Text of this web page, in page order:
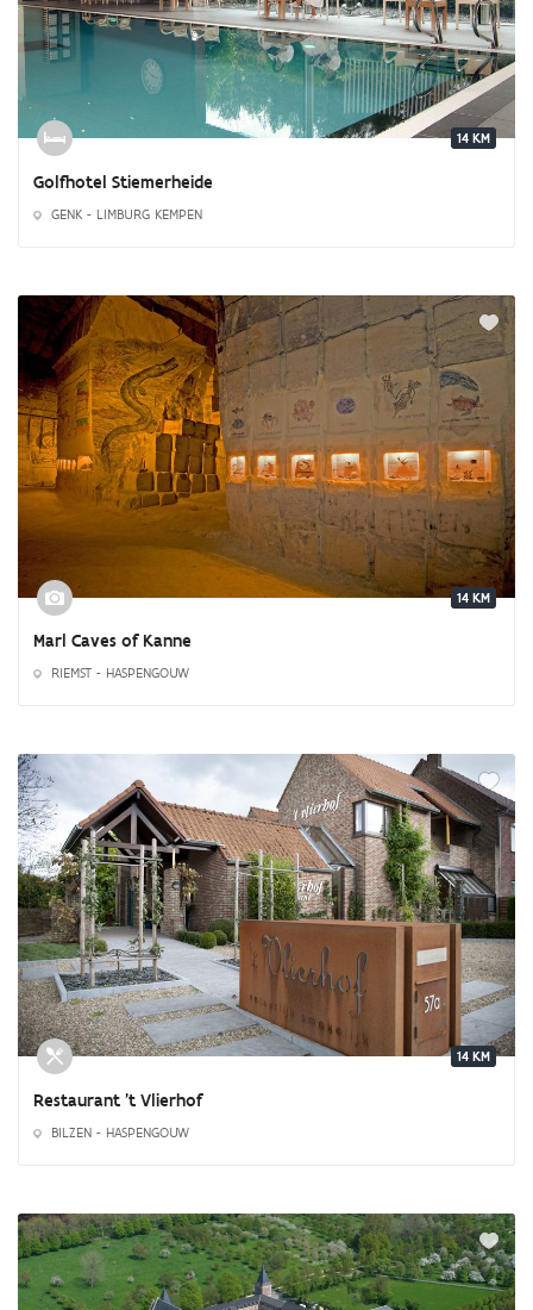
14 KM
Golfhotel Stiemerheide
GENK - LIMBURG KEMPEN
14 KM
Marl Caves of Kanne
RIEMST - HASPENGOUW
14 KM
Restaurant 't Vlierhof
BILZEN - HASPENGOUW